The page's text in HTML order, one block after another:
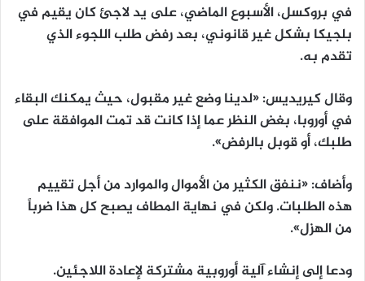
في بروكسل، الأسبوع الماضي، على يد لاجئ كان يقيم في
بلجيكا بشكل غير قانوني، بعد رفض طلب اللجوء الذي
تقدم به.
وقال كيريديس: «لدينا وضع غير مقبول، حيث يمكنك البقاء
في أوروبا، بغض النظر عما إذا كانت قد تمت الموافقة على
طلبك، أو قوبل بالرفض».
وأضاف: «ننفق الكثير من الأموال والموارد من أجل تقييم
هذه الطلبات. ولكن في نهاية المطاف يصبح كل هذا ضرباً
من الهزل».
ودعا إلى إنشاء آلية أوروبية مشتركة لإعادة اللاجئين.